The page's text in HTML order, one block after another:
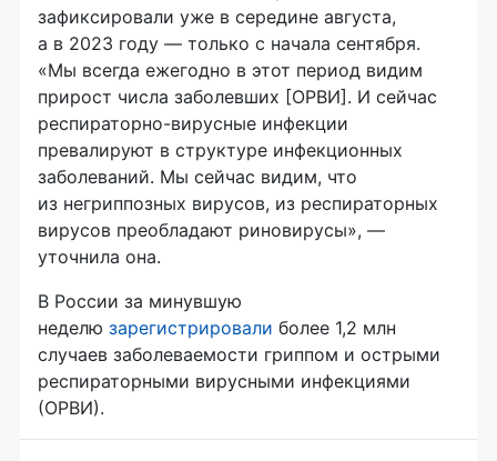
зафиксировали уже в середине августа,
а в 2023 году — только с начала сентября.
«Мы всегда ежегодно в этот период видим
прирост числа заболевших [ОРВИ]. И сейчас
респираторно-вирусные инфекции
превалируют в структуре инфекционных
заболеваний. Мы сейчас видим, что
из негриппозных вирусов, из респираторных
вирусов преобладают риновирусы», —
уточнила она.
В России за минувшую
неделю зарегистрировали более 1,2 млн
случаев заболеваемости гриппом и острыми
респираторными вирусными инфекциями
(ОРВИ).